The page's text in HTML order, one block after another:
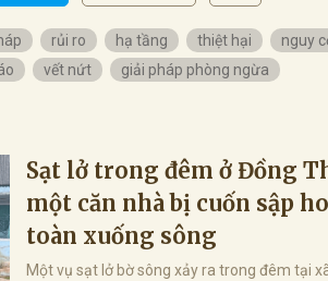
rủi ro hạ tầng thiệt hại
nguy
vết nứt giải pháp phòng ngừa
Sạt lở trong đêm ở Đồng
một căn nhà bị cuốn sập
toàn xuống sông
Một vụ sạt lở bờ sông xảy ra trong đêm tại